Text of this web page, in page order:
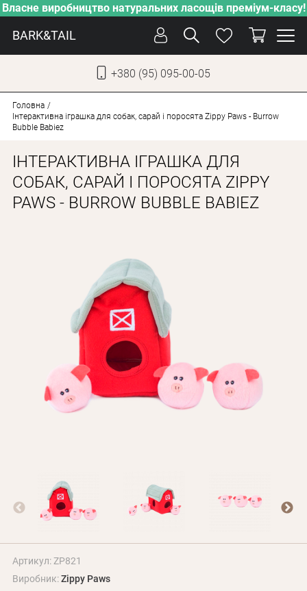
Власне виробництво натуральних ласощів преміум-класу!
BARK&TAIL
+380 (95) 095-00-05
КОТИ
ВІД СПЕКИ
ВЛАСНЕ ВИРОБНИЦТВО
АКЦІЇ
БЛОГ
Оплата і доставка
Програма лояльності
Про Нас
Оптовим клієнтам
Контакти
Головна
Інтерактивна іграшка для собак, сарай і поросята Zippy Paws - Burrow
Bubble Babiez
ІНТЕРАКТИВНА ІГРАШКА ДЛЯ
СОБАК, САРАЙ І ПОРОСЯТА ZIPPY
PAWS - BURROW BUBBLE BABIEZ
Артикул: ZP821
Виробник:Zippy Paws